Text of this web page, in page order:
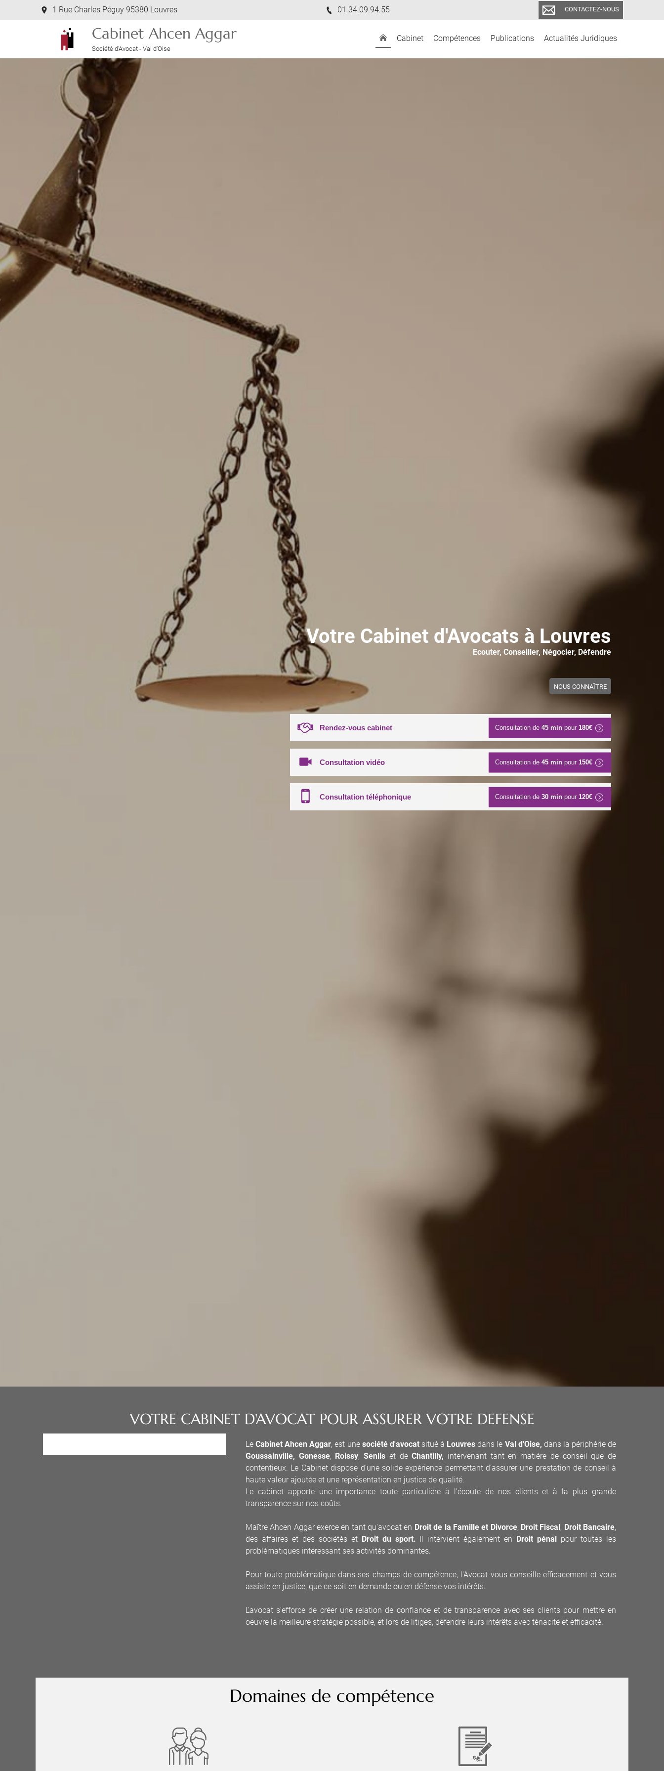
Cabinet Ahcen Aggar
Société d'Avocat - Val d'Oise
Cabinet Compétences Publications Actualités Juridiques
1 Rue Charles Péguy 95380 Louvres 01.34.09.94.55 CONTACTEZ-NOUS
Votre Cabinet d'Avocats à Louvres
Ecouter, Conseiller, Négocier, Défendre
NOUS CONNAÎTRE
Rendez-vous cabinet Consultation de45 min pour 180€
Consultation vidéo Consultation de45 min pour 150€
Consultation téléphonique Consultation de30 min pour 120€
VOTRE CABINET D'AVOCAT POUR ASSURER VOTRE DEFENSE
LeCabinet Ahcen Aggar, est une société d'avocatsitué à Louvres dans le Val d'Oise, dans la périphérie de
Goussainville, Gonesse, Roissy,Senlis et deChantilly, intervenant tant en matière de conseil que de
contentieux. Le Cabinet dispose d'une solide expérience permettant d'assurer une prestation de conseil à
haute valeur ajoutée et une représentation en justice de qualité.
Le cabinet apporte une importance toute particulière à l'écoute de nos clients et à la plus grande
transparence sur nos coûts.
​​​​​​​Maître Ahcen Aggar exerce en tant qu'avocat en Droit de la Famille et Divorce, Droit Fiscal, Droit Bancaire,
des affaires et des sociétés et Droit du sport. Il intervient également en Droit pénal pour toutes les
problématiques intéressant ses activités dominantes.
Pour toute problématique dans ses champs de compétence, l'Avocat vous conseille efficacement et vous
assiste en justice, que ce soit en demande ou en défense vos intérêts.
L'avocat s'efforce de créer une relation de confiance et de transparence avec ses clients pour mettre en
oeuvre la meilleure stratégie possible, et lors de litiges, défendre leurs intérêts avec ténacité et efficacité.
Domaines de compétence